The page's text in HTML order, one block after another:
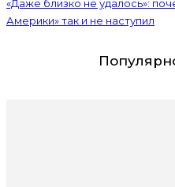
«Даже близко не удалось»:
Америки» так и не наступил